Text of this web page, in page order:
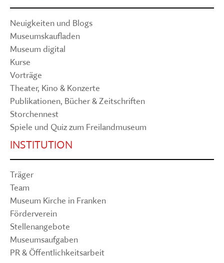
Neuigkeiten und Blogs
Museumskaufladen
Museum digital
Kurse
Vorträge
Theater, Kino & Konzerte
Publikationen, Bücher & Zeitschriften
Storchennest
Spiele und Quiz zum Freilandmuseum
INSTITUTION
Träger
Team
Museum Kirche in Franken
Förderverein
Stellenangebote
Museumsaufgaben
PR & Öffentlichkeitsarbeit